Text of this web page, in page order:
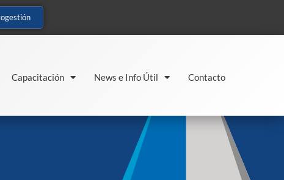
Capacitación News e Info Útil Contacto